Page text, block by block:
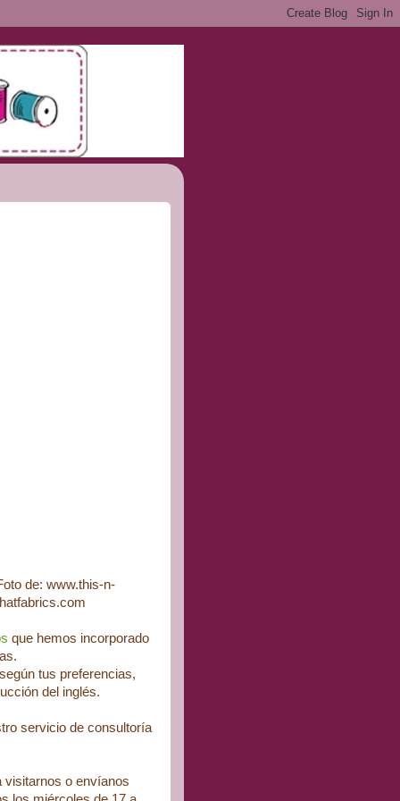
de: www.this-n-
que hemos incorporado
tus preferencias,
del inglés.
servicio de consultoría
visitarnos o envíanos